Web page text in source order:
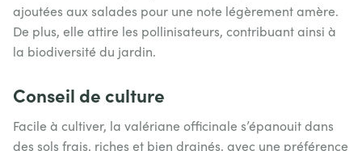
ajoutées aux salades pour une note légèrement amère.
De plus, elle attire les pollinisateurs, contribuant ainsi à
la biodiversité du jardin.
Conseil de culture
Facile à cultiver, la valériane officinale s’épanouit dans
des sols frais, riches et bien drainés, avec une préférence